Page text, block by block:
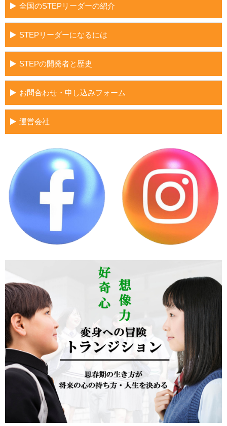
全国のSTEPリーダーの紹介
STEPリーダーになるには
STEPの開発者と歴史
お問合わせ・申し込みフォーム
運営会社